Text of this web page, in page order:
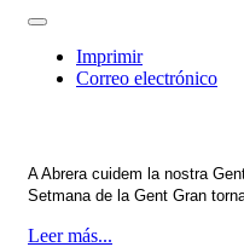
Imprimir
Correo electrónico
A Abrera cuidem la nostra
Setmana de la Gent Gran
Leer más...